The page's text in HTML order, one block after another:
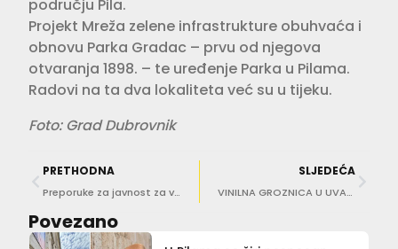
području Pila.
Projekt Mreža zelene infrastrukture obuhvaća i
obnovu Parka Gradac – prvu od njegova
otvaranja 1898. – te uređenje Parka u Pilama.
Radovi na ta dva lokaliteta već su u tijeku.
Foto: Grad Dubrovnik
PRETHODNA
Preporuke za javnost za vrijeme toplinskih valova
SLJEDEĆA
VINILNA GROZNICA U UVALI Treći Dubrovnik Vinyl Fair oborio sve rekorde
Povezano